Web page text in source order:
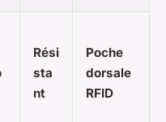
Rési
sta
nt
Poche
dorsale
RFID